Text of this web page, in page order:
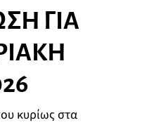
ΓΙΑ
κυρίως στα